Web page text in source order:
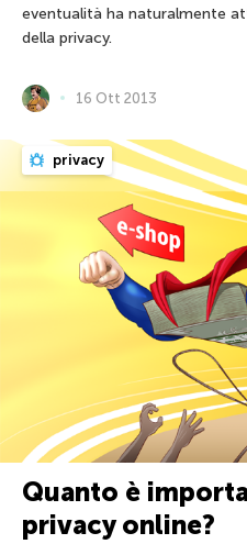
eventualità ha naturalmente
della privacy.
16 Ott 2013
privacy
Quanto è
privacy online?